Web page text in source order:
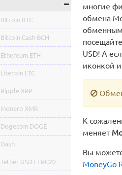
многие
обмена
USD! А
иконкой
К
меняет
Вы
MoneyGo
Bitcoin BTC
Bitcoin Cash BCH
Ethereum ETH
Litecoin LTC
Ripple XRP
Monero XMR
Dogecoin DOGE
Dash
Tether USDT ERC20